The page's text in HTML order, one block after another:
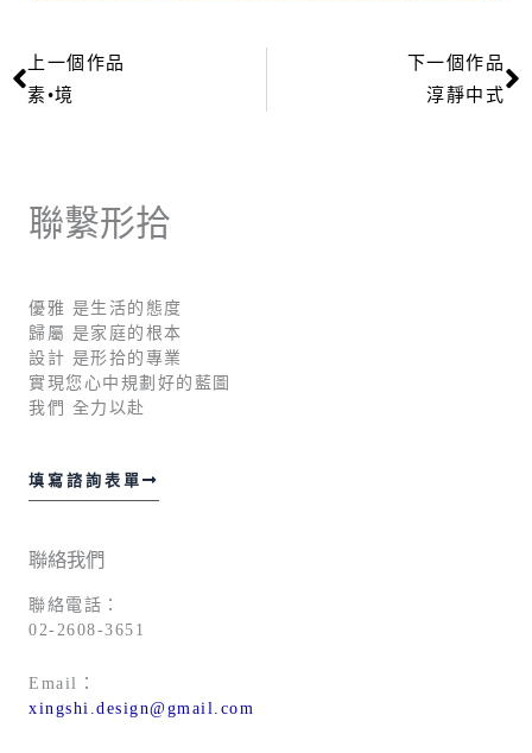
上一頁
上一個作品
素•境
下一個作品
淳靜中式
聯繫形拾
優雅 是生活的態度
歸屬 是家庭的根本
設計 是形拾的專業
實現您心中規劃好的藍圖
我們 全力以赴
填寫諮詢表單
聯絡我們
聯絡電話：
02-2608-3651
Email：
xingshi.design@gmail.com